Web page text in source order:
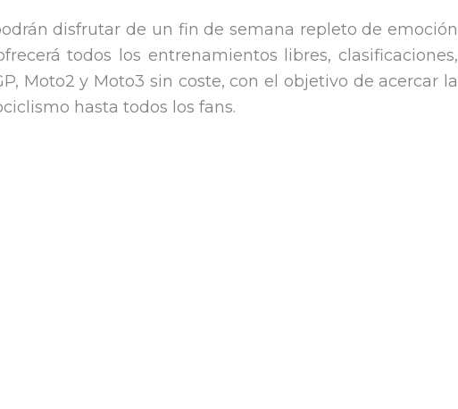
disfrutar de un fin de semana repleto de emoción
todos los entrenamientos libres, clasificaciones,
Moto2 y Moto3 sin coste, con el objetivo de acercar la
hasta todos los fans.